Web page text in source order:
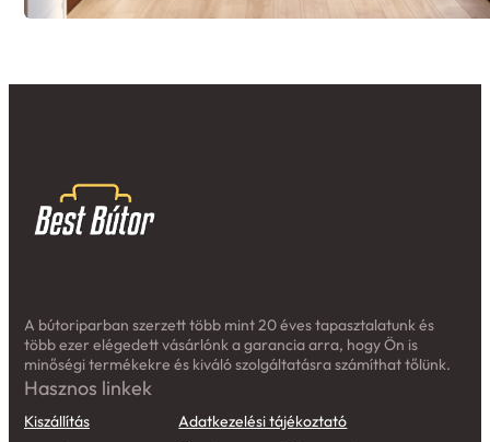
A bútoriparban szerzett több mint 20 éves tapasztalatunk és
több ezer elégedett vásárlónk a garancia arra, hogy Ön is
minőségi termékekre és kiváló szolgáltatásra számíthat tőlünk.
Hasznos linkek
Kiszállítás
Adatkezelési tájékoztató